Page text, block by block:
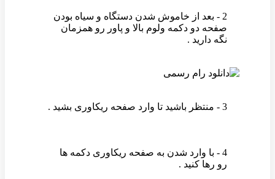
2 - بعد از خاموش شدن دستگاه و سیاه بودن
صفحه دو دکمه ولوم بالا و پاور رو همزمان
نگه دارید .
3 - منتظر باشید تا وارد صفحه ریکاوری بشید .
4 - با وارد شدن به صفحه ریکاوری دکمه ها
رو رها کنید .